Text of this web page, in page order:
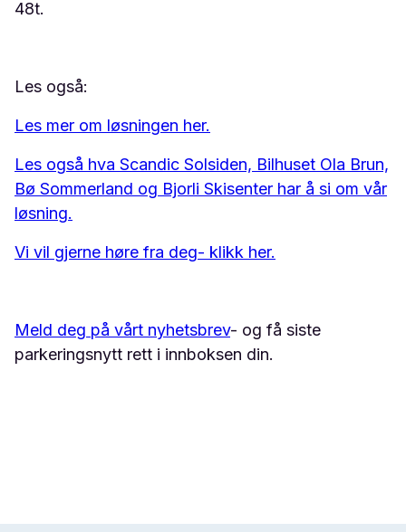
48t.
Les også:
Les mer om løsningen her.
Les også hva Scandic Solsiden, Bilhuset Ola Brun,
Bø Sommerland og Bjorli Skisenter har å si om vår
løsning.
Vi vil gjerne høre fra deg- klikk her.
Meld deg på vårt nyhetsbrev- og få siste
parkeringsnytt rett i innboksen din.